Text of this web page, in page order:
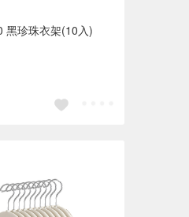
黑珍珠衣架(10入)